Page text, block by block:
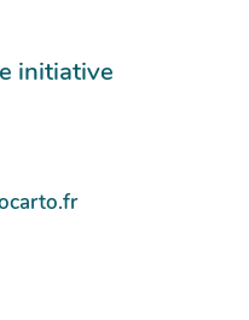
initiative